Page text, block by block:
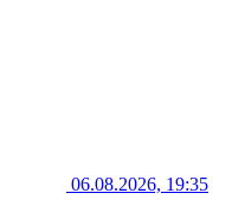
06.08.2026, 19:35